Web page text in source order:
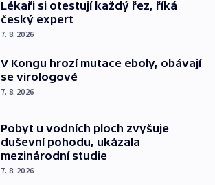
Lékaři si otestují každý řez, říká
český expert
7. 8. 2026
V Kongu hrozí mutace eboly, obávají
se virologové
7. 8. 2026
Pobyt u vodních ploch zvyšuje
duševní pohodu, ukázala
mezinárodní studie
7. 8. 2026